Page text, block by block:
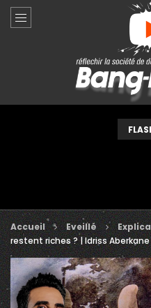
Accueil Eveillé
restent riches ? | Idriss Aberkane
Custom Amount
VEUILLEZ